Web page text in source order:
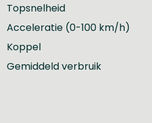
Topsnelheid
Acceleratie (0-100 km/h)
Koppel
Gemiddeld verbruik